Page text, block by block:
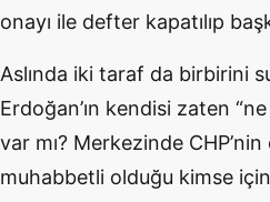
onayı ile defter kapatılıp
Aslında iki taraf da birbirini
Erdoğan’ın kendisi zaten
var mı? Merkezinde
muhabbetli olduğu kimse için